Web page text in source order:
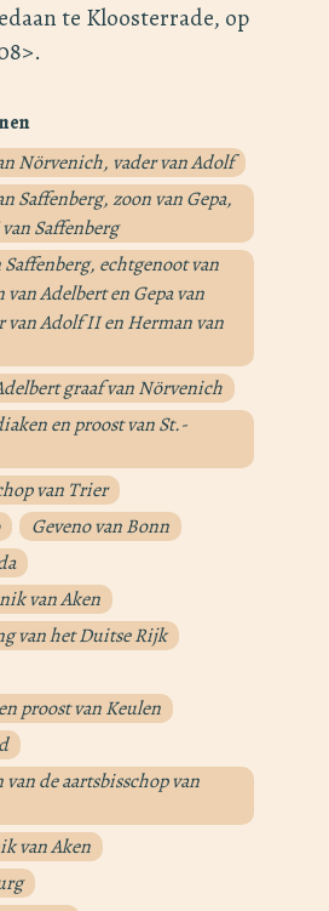
te Kloosterrade, op
Nörvenich, vader van Adolf
Saffenberg, zoon van Gepa,
Saffenberg
echtgenoot van
Adelbert en Gepa van
van Adolf II en Herman van
graaf van Nörvenich
en proost van St.-
van Trier
Geveno van Bonn
van Aken
van het Duitse Rijk
proost van Keulen
de aartsbisschop van
van Aken